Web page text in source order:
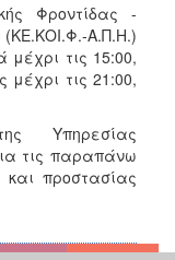
Φροντίδας -
(ΚΕ.ΚΟΙ.Φ.-Α.Π.Η.)
τις 15:00,
τις 21:00,
Υπηρεσίας
τις παραπάνω
και προστασίας